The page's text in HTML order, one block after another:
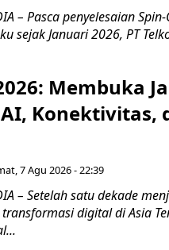
– Pasca penyelesaian
sejak Januari 2026, PT
Membuka
AI,
7 Agu 2026 - 22:39
– Setelah satu dekade
digital di Asia